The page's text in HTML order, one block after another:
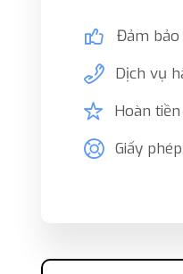
Đảm
Dịch vụ
Hoàn
Giấy